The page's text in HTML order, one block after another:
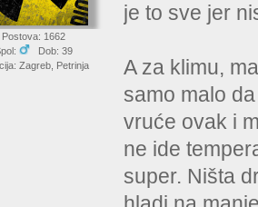
Postova: 1662
Dob: 39
Zagreb, Petrinja
je to sve jer
A za klimu,
samo malo
vruće ovak i
ne ide
super. Ništa